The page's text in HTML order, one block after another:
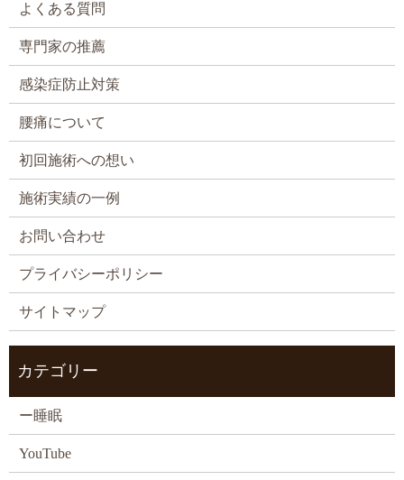
よくある質問
専門家の推薦
感染症防止対策
腰痛について
初回施術への想い
施術実績の一例
お問い合わせ
プライバシーポリシー
サイトマップ
カテゴリー
ー睡眠
YouTube